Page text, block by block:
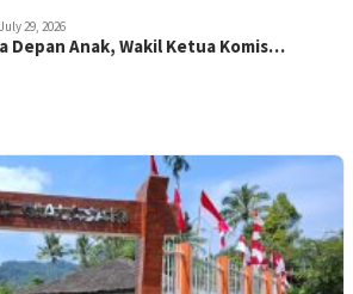
July 29, 2026
Depan Anak, Wakil Ketua Komis…